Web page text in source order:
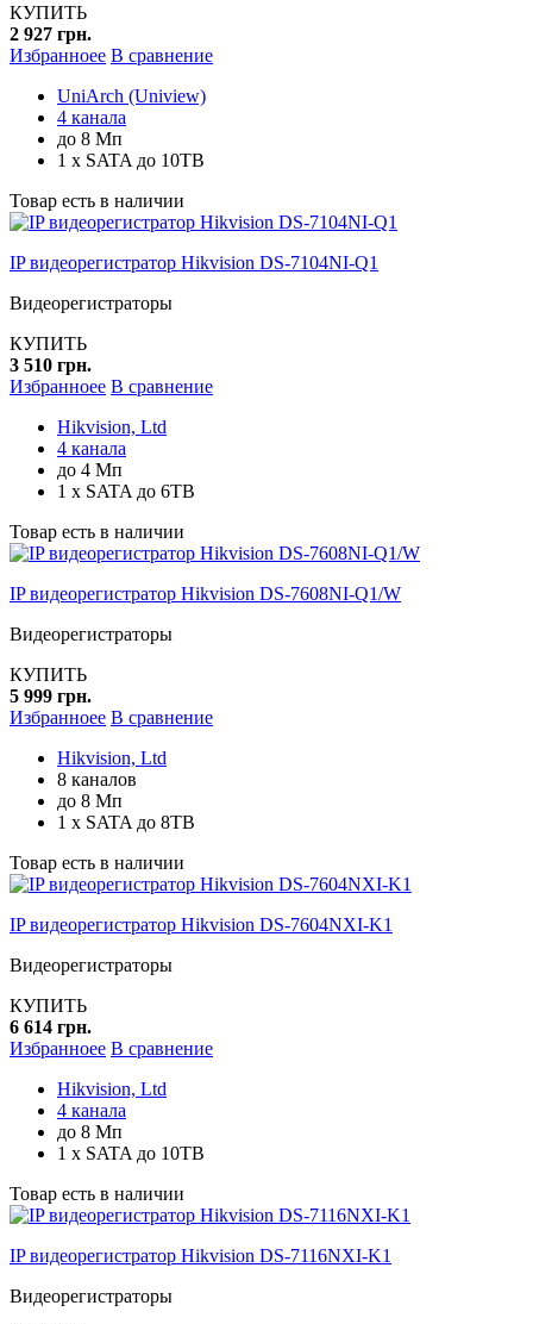
КУПИТЬ
2 927 грн.
Избранноее В сравнение
UniArch (Uniview)
4 канала
до 8 Мп
1 x SATA до 10TB
Товар есть в наличии
IP видеорегистратор Hikvision DS-7104NI-Q1
Видеорегистраторы
КУПИТЬ
3 510 грн.
Избранноее В сравнение
Hikvision, Ltd
4 канала
до 4 Мп
1 x SATA до 6TB
Товар есть в наличии
IP видеорегистратор Hikvision DS-7608NI-Q1/W
Видеорегистраторы
КУПИТЬ
5 999 грн.
Избранноее В сравнение
Hikvision, Ltd
8 каналов
до 8 Мп
1 x SATA до 8TB
Товар есть в наличии
IP видеорегистратор Hikvision DS-7604NXI-K1
Видеорегистраторы
КУПИТЬ
6 614 грн.
Избранноее В сравнение
Hikvision, Ltd
4 канала
до 8 Мп
1 x SATA до 10TB
Товар есть в наличии
IP видеорегистратор Hikvision DS-7116NXI-K1
Видеорегистраторы